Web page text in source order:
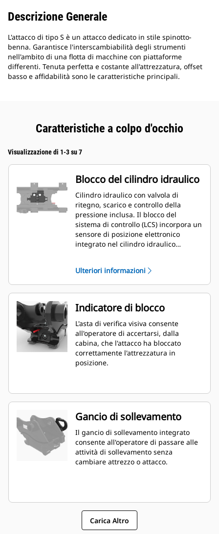
Descrizione Generale
L'attacco di tipo S è un attacco dedicato in stile spinotto-
benna. Garantisce l'interscambiabilità degli strumenti
nell'ambito di una flotta di macchine con piattaforme
differenti. Tenuta perfetta e costante all'attrezzatura, offset
basso e affidabilità sono le caratteristiche principali.
Caratteristiche a colpo d'occhio
Visualizzazione di 1-3 su 7
Blocco del cilindro idraulico
Cilindro idraulico con valvola di
ritegno, scarico e controllo della
pressione inclusa. Il blocco del
sistema di controllo (LCS) incorpora un
sensore di posizione elettronico
integrato nel cilindro idraulico
un processore elettronico montato
all'interno dell'attacco rapido. Questo
microprocessore fornisce la
comunicazione digitale al modulo di
controllo elettronico (ECM) del
miniescavatore idraulico di nuova
generazione tramite cablaggio
elettrico.
Ulteriori informazioni
Indicatore di blocco
L'asta di verifica visiva consente
all'operatore di accertarsi, dalla
cabina, che l'attacco ha bloccato
correttamente l'attrezzatura in
posizione.
Gancio di sollevamento
Il gancio di sollevamento integrato
consente all'operatore di passare alle
attività di sollevamento senza
cambiare attrezzo o attacco.
Carica Altro